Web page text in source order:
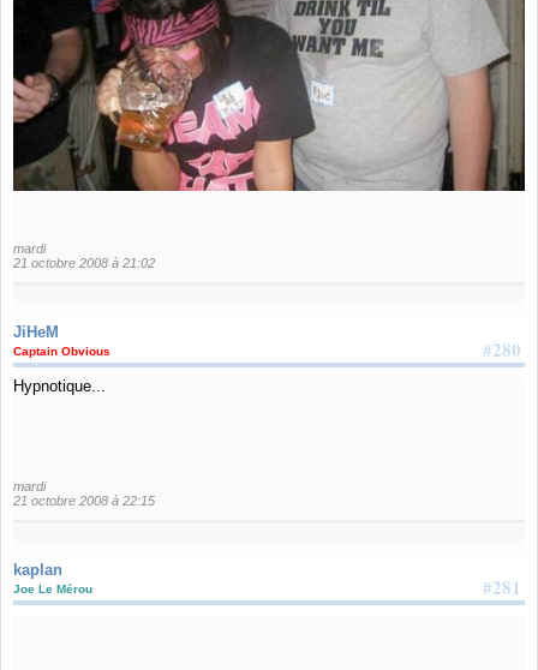
mardi
21 octobre 2008 à 21:02
JiHeM
#280
Captain Obvious
Hypnotique...
mardi
21 octobre 2008 à 22:15
kaplan
#281
Joe Le Mérou